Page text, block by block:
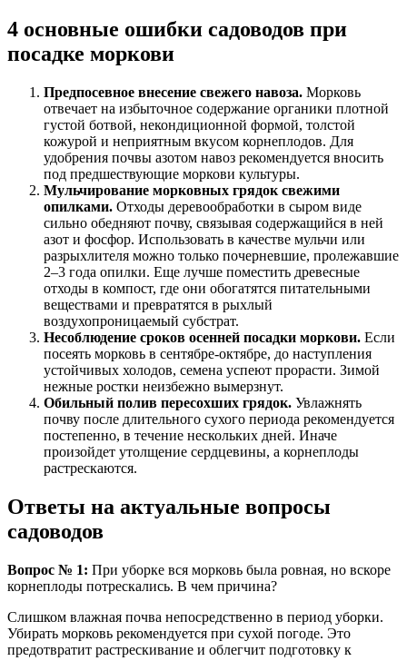
4 основные ошибки садоводов при
посадке моркови
Предпосевное внесение свежего навоза. Морковь
отвечает на избыточное содержание органики плотной
густой ботвой, некондиционной формой, толстой
кожурой и неприятным вкусом корнеплодов. Для
удобрения почвы азотом навоз рекомендуется вносить
под предшествующие моркови культуры.
Мульчирование морковных грядок свежими
опилками. Отходы деревообработки в сыром виде
сильно обедняют почву, связывая содержащийся в ней
азот и фосфор. Использовать в качестве мульчи или
разрыхлителя можно только почерневшие, пролежавшие
2–3 года опилки. Еще лучше поместить древесные
отходы в компост, где они обогатятся питательными
веществами и превратятся в рыхлый
воздухопроницаемый субстрат.
Несоблюдение сроков осенней посадки моркови. Если
посеять морковь в сентябре-октябре, до наступления
устойчивых холодов, семена успеют прорасти. Зимой
нежные ростки неизбежно вымерзнут.
Обильный полив пересохших грядок. Увлажнять
почву после длительного сухого периода рекомендуется
постепенно, в течение нескольких дней. Иначе
произойдет утолщение сердцевины, а корнеплоды
растрескаются.
Ответы на актуальные вопросы
садоводов
Вопрос № 1: При уборке вся морковь была ровная, но вскоре
корнеплоды потрескались. В чем причина?
Слишком влажная почва непосредственно в период уборки.
Убирать морковь рекомендуется при сухой погоде. Это
предотвратит растрескивание и облегчит подготовку к